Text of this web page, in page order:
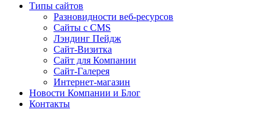
Типы сайтов
Разновидности веб-ресурсов
Сайты с CMS
Лэндинг Пейдж
Сайт-Визитка
Сайт для Компании
Сайт-Галерея
Интернет-магазин
Новости Компании и Блог
Контакты